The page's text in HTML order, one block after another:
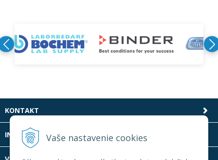
Vaše nastavenie cookies
KONTAKT
INFOLINKA